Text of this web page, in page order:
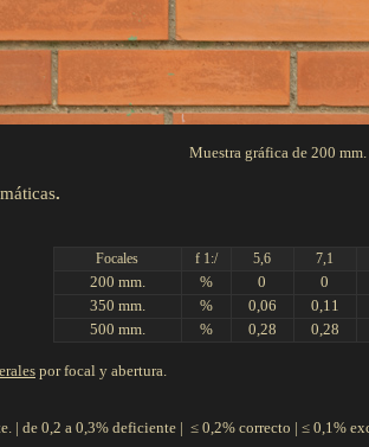
Muestra gráfica de 200 mm.
.
Focales f 1:/ 5,6 7,1
200 mm. % 0
0
350 mm.
% 0,06
0,11
500 mm.
% 0,28 0,28
por focal y abertura.
| de 0,2 a 0,3% deficiente | ≤ 0,2% correcto | ≤ 0,1%